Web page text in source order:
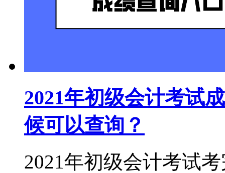
2021年初级会计考试
候可以查询？
2021年初级会计考试